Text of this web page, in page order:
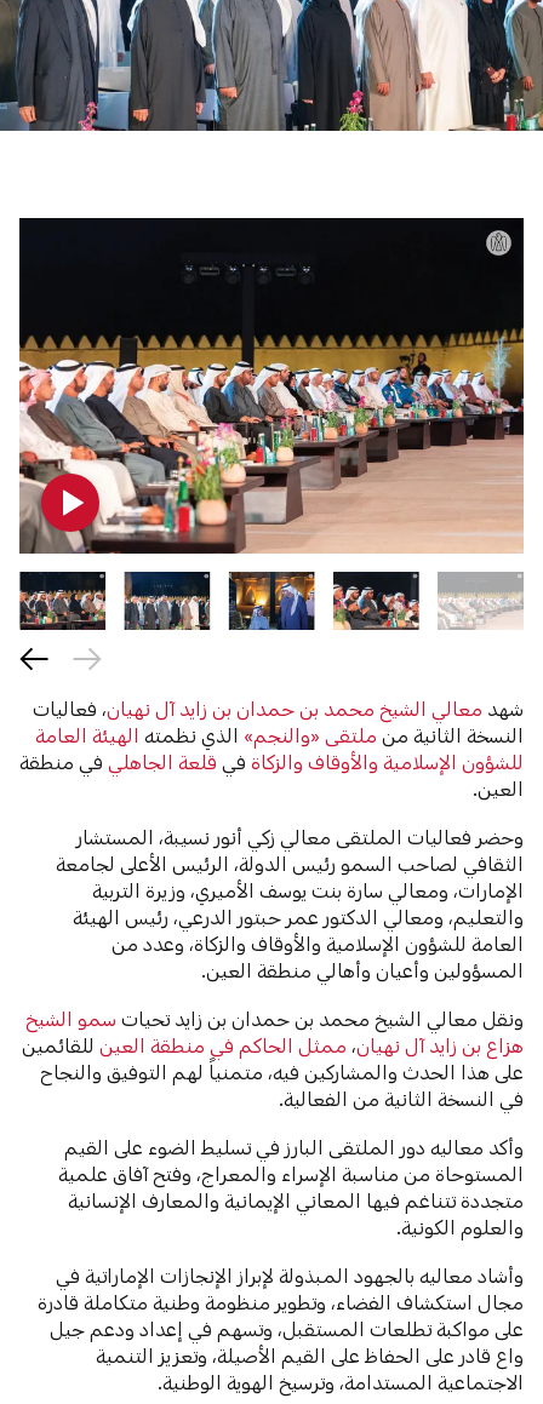
شهد معالي الشيخ محمد بن حمدان بن زايد آل نهيان، فعاليات
النسخة الثانية من ملتقى «والنجم» الذي نظمته الهيئة العامة
للشؤون الإسلامية والأوقاف والزكاة في قلعة الجاهلي في منطقة
العين.
وحضر فعاليات الملتقى معالي زكي أنور نسيبة، المستشار
الثقافي لصاحب السمو رئيس الدولة، الرئيس الأعلى لجامعة
الإمارات، ومعالي سارة بنت يوسف الأميري، وزيرة التربية
والتعليم، ومعالي الدكتور عمر حبتور الدرعي، رئيس الهيئة
العامة للشؤون الإسلامية والأوقاف والزكاة، وعدد من
المسؤولين وأعيان وأهالي منطقة العين.
ونقل معالي الشيخ محمد بن حمدان بن زايد تحيات سمو الشيخ
هزاع بن زايد آل نهيان، ممثل الحاكم في منطقة العين للقائمين
على هذا الحدث والمشاركين فيه، متمنياً لهم التوفيق والنجاح
في النسخة الثانية من الفعالية.
وأكد معاليه دور الملتقى البارز في تسليط الضوء على القيم
المستوحاة من مناسبة الإسراء والمعراج، وفتح آفاق علمية
متجددة تتناغم فيها المعاني الإيمانية والمعارف الإنسانية
والعلوم الكونية.
وأشاد معاليه بالجهود المبذولة لإبراز الإنجازات الإماراتية في
مجال استكشاف الفضاء، وتطوير منظومة وطنية متكاملة قادرة
على مواكبة تطلعات المستقبل، وتسهم في إعداد ودعم جيل
واع قادر على الحفاظ على القيم الأصيلة، وتعزيز التنمية
الاجتماعية المستدامة، وترسيخ الهوية الوطنية.